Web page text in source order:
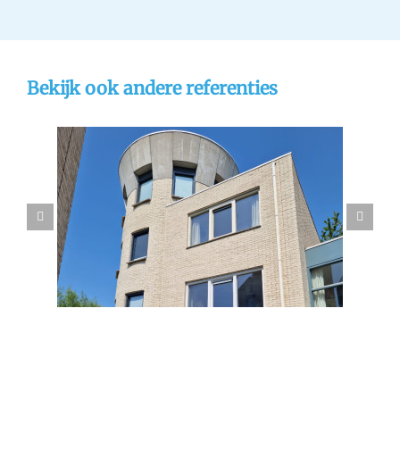
Bekijk ook andere referenties
Gevelrenovatie Dordrecht
gevelreiniging referentie stralen